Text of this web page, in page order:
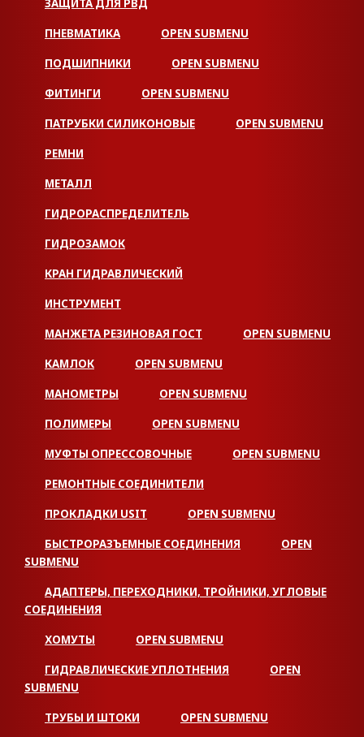
ЗАЩИТА ДЛЯ РВД
ПНЕВМАТИКА OPEN SUBMENU
ПОДШИПНИКИ OPEN SUBMENU
ФИТИНГИ OPEN SUBMENU
ПАТРУБКИ СИЛИКОНОВЫЕ OPEN SUBMENU
РЕМНИ
МЕТАЛЛ
ГИДРОРАСПРЕДЕЛИТЕЛЬ
ГИДРОЗАМОК
КРАН ГИДРАВЛИЧЕСКИЙ
ИНСТРУМЕНТ
МАНЖЕТА РЕЗИНОВАЯ ГОСТ OPEN SUBMENU
КАМЛОК OPEN SUBMENU
МАНОМЕТРЫ OPEN SUBMENU
ПОЛИМЕРЫ OPEN SUBMENU
МУФТЫ ОПРЕССОВОЧНЫЕ OPEN SUBMENU
РЕМОНТНЫЕ СОЕДИНИТЕЛИ
ПРОКЛАДКИ USIT OPEN SUBMENU
БЫСТРОРАЗЪЕМНЫЕ СОЕДИНЕНИЯ
OPEN
SUBMENU
АДАПТЕРЫ, ПЕРЕХОДНИКИ, ТРОЙНИКИ, УГЛОВЫЕ
СОЕДИНЕНИЯ
ХОМУТЫ OPEN SUBMENU
ГИДРАВЛИЧЕСКИЕ УПЛОТНЕНИЯ
OPEN
SUBMENU
ТРУБЫ И ШТОКИ OPEN SUBMENU